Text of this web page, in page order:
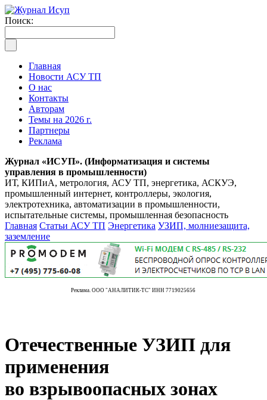
Поиск:
Главная
Новости АСУ ТП
О нас
Контакты
Авторам
Темы на 2026 г.
Партнеры
Реклама
Журнал «ИСУП». (Информатизация и системы
управления в промышленности)
ИТ, КИПиА, метрология, АСУ ТП, энергетика, АСКУЭ,
промышленный интернет, контроллеры, экология,
электротехника, автоматизации в промышленности,
испытательные системы, промышленная безопасность
Главная Статьи АСУ ТП Энергетика УЗИП, молниезащита,
заземление
Реклама. ООО "АНАЛИТИК-ТС" ИНН 7719025656
Отечественные УЗИП для
применения
во взрывоопасных зонах